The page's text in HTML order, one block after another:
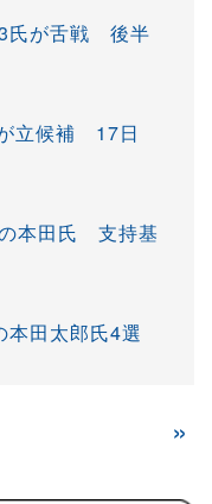
3氏が舌戦 後半
立候補 17日
本田氏 支持基
田太郎氏4選